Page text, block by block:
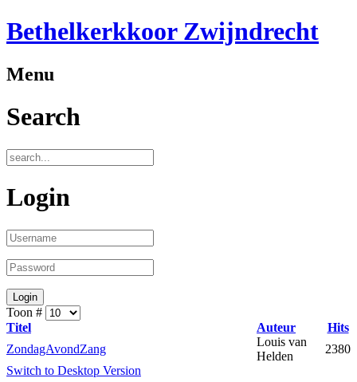
Bethelkerkkoor Zwijndrecht
Menu
Search
Login
Toon #
Titel
Auteur
Hits
ZondagAvondZang
Louis van
Helden
2380
Switch to Desktop Version